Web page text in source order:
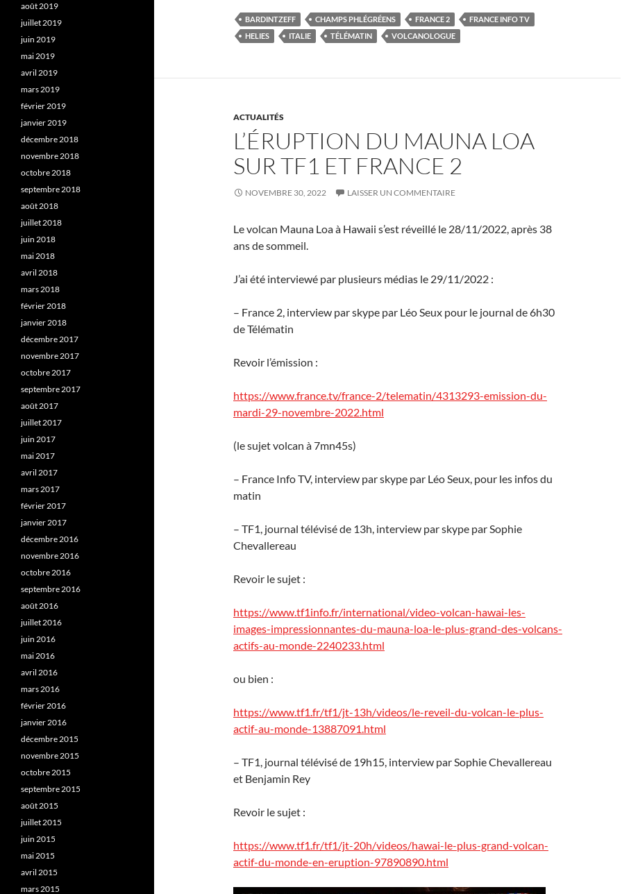
BARDINTZEFF CHAMPS PHLÉGRÉENS FRANCE 2
FRANCE INFO TV
HELIES
ITALIE TÉLÉMATIN VOLCANOLOGUE
ACTUALITÉS
L’ÉRUPTION DU MAUNA LOA
SUR TF1 ET FRANCE 2
NOVEMBRE 30, 2022 LAISSER UN COMMENTAIRE
Le volcan Mauna Loa à Hawaii s’est réveillé le 28/11/2022, après 38
ans de sommeil.
J’ai été interviewé par plusieurs médias le 29/11/2022 :
– France 2, interview par skype par Léo Seux pour le journal de 6h30
de Télématin
Revoir l’émission :
https://www.france.tv/france-2/telematin/4313293-emission-du-
mardi-29-novembre-2022.html
(le sujet volcan à 7mn45s)
– France Info TV, interview par skype par Léo Seux, pour les infos du
matin
– TF1, journal télévisé de 13h, interview par skype par Sophie
Chevallereau
Revoir le sujet :
https://www.tf1info.fr/international/video-volcan-hawai-les-
images-impressionnantes-du-mauna-loa-le-plus-grand-des-volcans-
actifs-au-monde-2240233.html
ou bien :
https://www.tf1.fr/tf1/jt-13h/videos/le-reveil-du-volcan-le-plus-
actif-au-monde-13887091.html
– TF1, journal télévisé de 19h15, interview par Sophie Chevallereau
et Benjamin Rey
Revoir le sujet :
https://www.tf1.fr/tf1/jt-20h/videos/hawai-le-plus-grand-volcan-
actif-du-monde-en-eruption-97890890.html
août 2019
juillet 2019
juin 2019
mai 2019
avril 2019
mars 2019
février 2019
janvier 2019
décembre 2018
novembre 2018
octobre 2018
septembre 2018
août 2018
juillet 2018
juin 2018
mai 2018
avril 2018
mars 2018
février 2018
janvier 2018
décembre 2017
novembre 2017
octobre 2017
septembre 2017
août 2017
juillet 2017
juin 2017
mai 2017
avril 2017
mars 2017
février 2017
janvier 2017
décembre 2016
novembre 2016
octobre 2016
septembre 2016
août 2016
juillet 2016
juin 2016
mai 2016
avril 2016
mars 2016
février 2016
janvier 2016
décembre 2015
novembre 2015
octobre 2015
septembre 2015
août 2015
juillet 2015
juin 2015
mai 2015
avril 2015
mars 2015